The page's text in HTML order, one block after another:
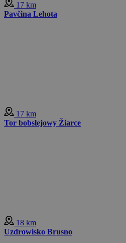
17 km
Pavčina Lehota
17 km
Tor bobslejowy Žiarce
18 km
Uzdrowisko Brusno